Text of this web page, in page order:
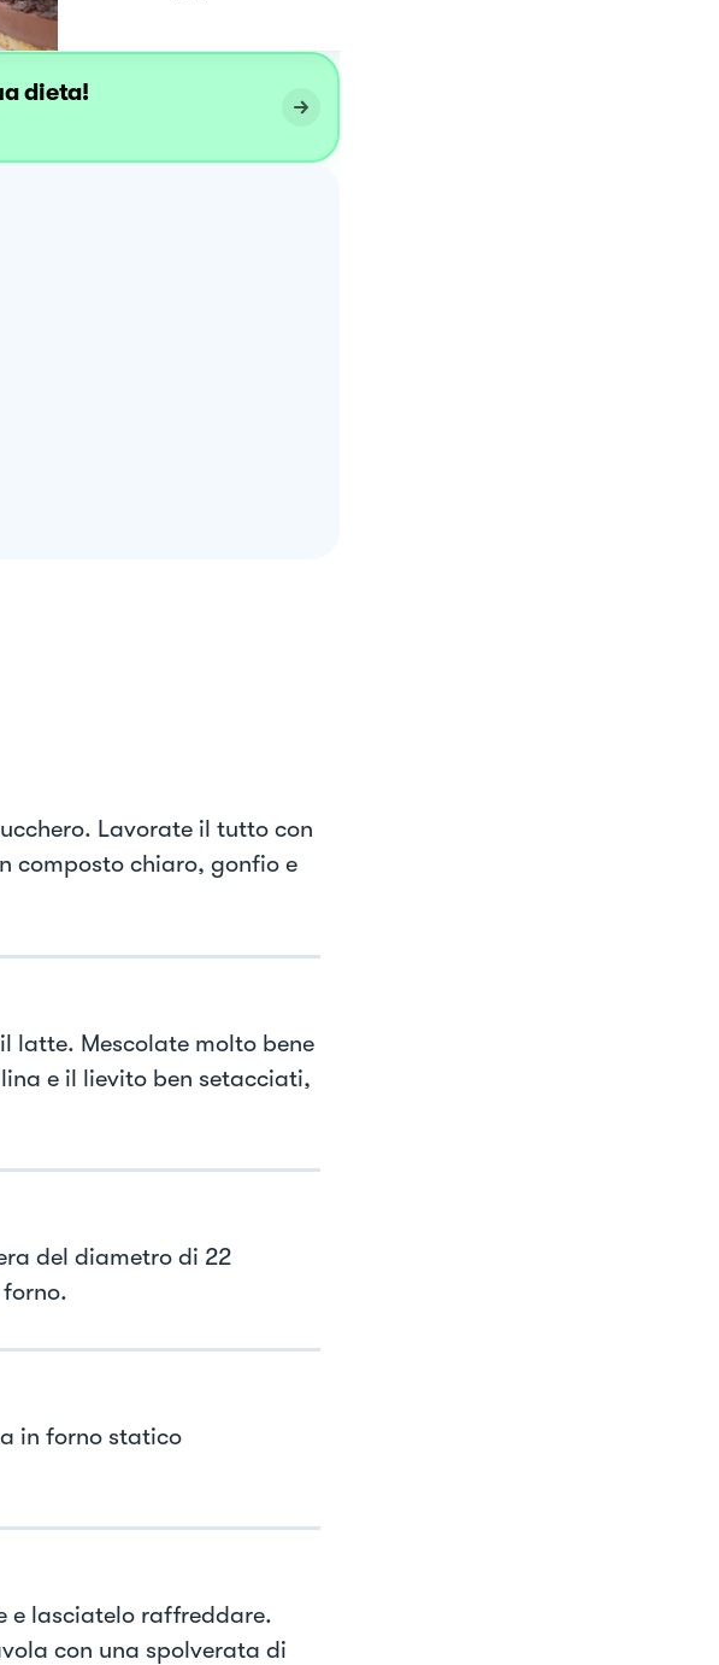
dieta!
Lavorate il tutto con
composto chiaro, gonfio e
latte. Mescolate molto bene
e il lievito ben setacciati,
del diametro di 22
in forno statico
e lasciatelo raffreddare.
con una spolverata di